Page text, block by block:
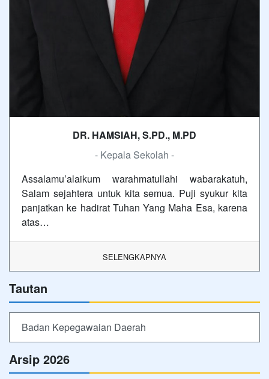
DR. HAMSIAH, S.PD., M.PD
- Kepala Sekolah -
Assalamu’alaikum warahmatullahi wabarakatuh,
Salam sejahtera untuk kita semua. Puji syukur kita
panjatkan ke hadirat Tuhan Yang Maha Esa, karena
atas…
SELENGKAPNYA
Tautan
Badan Kepegawaian Daerah
Arsip 2026